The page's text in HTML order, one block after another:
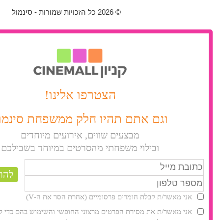
© 2026 כל הזכויות שמורות - סינמול
הצטרפו אלינו!
וגם אתם תהיו חלק ממשפחת
מבצעים שווים, אירועים מיוחדים
ובילוי משפחתי מהסרטים במיוחד בשבילכם
אני מאשר/ת קבלת חומרים פרסומיים (אחרת הסר את ה-V)
אני מאשר/ת את מסירת הפרטים מרצוני החופשי והשימוש בהם כדי